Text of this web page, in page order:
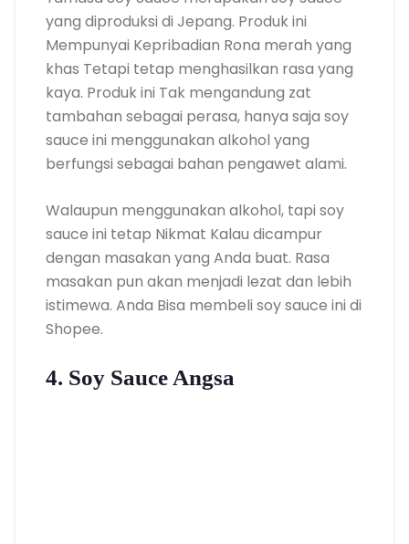
yang diproduksi di Jepang. Produk ini
Mempunyai Kepribadian Rona merah yang
khas Tetapi tetap menghasilkan rasa yang
kaya. Produk ini Tak mengandung zat
tambahan sebagai perasa, hanya saja soy
sauce ini menggunakan alkohol yang
berfungsi sebagai bahan pengawet alami.
Walaupun menggunakan alkohol, tapi soy
sauce ini tetap Nikmat Kalau dicampur
dengan masakan yang Anda buat. Rasa
masakan pun akan menjadi lezat dan lebih
istimewa. Anda Bisa membeli soy sauce ini di
Shopee.
4. Soy Sauce Angsa